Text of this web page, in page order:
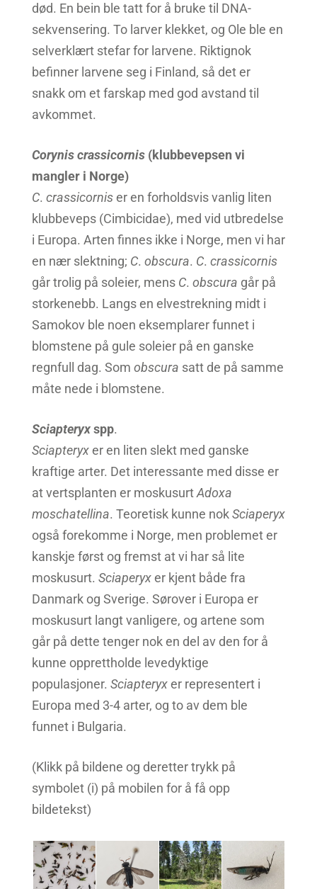
død. En bein ble tatt for å bruke til DNA-
sekvensering. To larver klekket, og Ole ble en
selverklært stefar for larvene. Riktignok
befinner larvene seg i Finland, så det er
snakk om et farskap med god avstand til
avkommet.
Corynis crassicornis(klubbevepsen vi
mangler i Norge)
C. crassicorniser en forholdsvis vanlig liten
klubbeveps (Cimbicidae), med vid utbredelse
i Europa. Arten finnes ikke i Norge, men vi har
en nær slektning; C. obscura. C. crassicornis
går trolig på soleier, mens C. obscura går på
storkenebb. Langs en elvestrekning midt i
Samokov ble noen eksemplarer funnet i
blomstene på gule soleier på en ganske
regnfull dag. Som obscura satt de på samme
måte nede i blomstene.
Sciapteryx spp.
Sciapteryxer en liten slekt med ganske
kraftige arter. Det interessante med disse er
at vertsplanten er moskusurtAdoxa
moschatellina. Teoretisk kunne nokSciaperyx
også forekomme i Norge, men problemet er
kanskje først og fremst at vi har så lite
moskusurt. Sciaperyxer kjent både fra
Danmark og Sverige. Sørover i Europa er
moskusurt langt vanligere, og artene som
går på dette tenger nok en del av den for å
kunne opprettholde levedyktige
populasjoner. Sciapteryxer representert i
Europa med 3-4 arter, og to av dem ble
funnet i Bulgaria.
(Klikk på bildene og deretter trykk på
symbolet (i) på mobilen for å få opp
bildetekst)